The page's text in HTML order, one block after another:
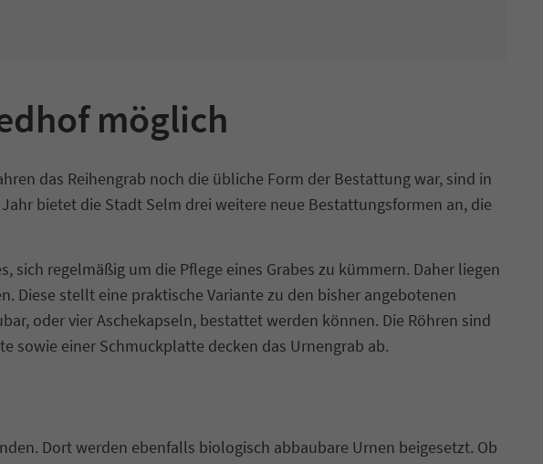
möglich
das Reihengrab noch die übliche Form der Bestattung war, sind in
bietet die Stadt Selm drei weitere neue Bestattungsformen an, die
regelmäßig um die Pflege eines Grabes zu kümmern. Daher liegen
Diese stellt eine praktische Variante zu den bisher angebotenen
oder vier Aschekapseln, bestattet werden können. Die Röhren sind
sowie einer Schmuckplatte decken das Urnengrab ab.
Dort werden ebenfalls biologisch abbaubare Urnen beigesetzt. Ob